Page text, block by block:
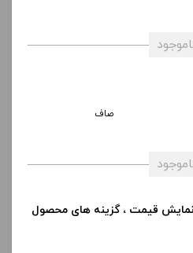
صاف
قیمت ، گزینه های محصول